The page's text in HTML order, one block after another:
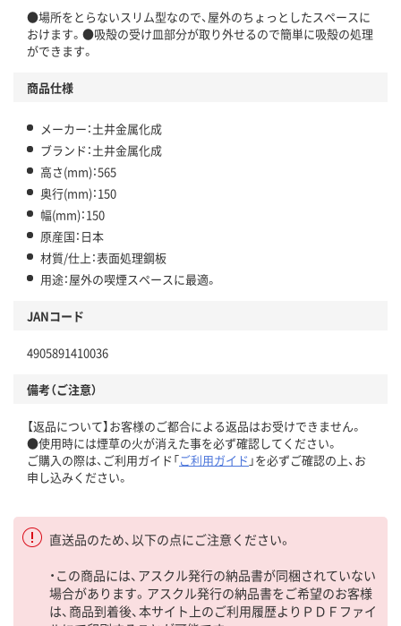
●場所をとらないスリム型なので、屋外のちょっとしたスペースに
おけます。●吸殻の受け皿部分が取り外せるので簡単に吸殻の処理
ができます。
商品仕様
メーカー：土井金属化成
ブランド：土井金属化成
高さ(mm)：565
奥行(mm)：150
幅(mm)：150
原産国：日本
材質/仕上：表面処理鋼板
用途：屋外の喫煙スペースに最適。
JANコード
4905891410036
備考（ご注意）
【返品について】お客様のご都合による返品はお受けできません。
●使用時には煙草の火が消えた事を必ず確認してください。
ご購入の際は、ご利用ガイド「ご利用ガイド 」を必ずご確認の上、お
申し込みください。
直送品のため、以下の点にご注意ください。
・この商品には、アスクル発行の納品書が同梱されていない
場合があります。アスクル発行の納品書をご希望のお客様
は、商品到着後、本サイト上のご利用履歴よりＰＤＦファイ